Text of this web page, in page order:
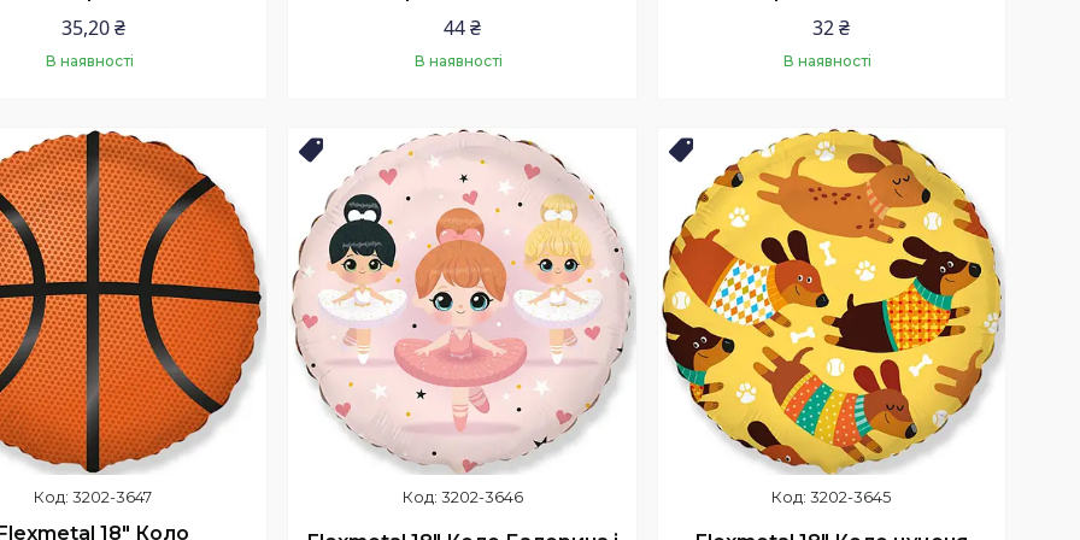
35,20 ₴
В наявності
Купити
44 ₴
В наявності
Купити
32 ₴
В наявності
Купити
3202-3647
18" Коло
Новинка
3202-3646
Новинка
3202-3645